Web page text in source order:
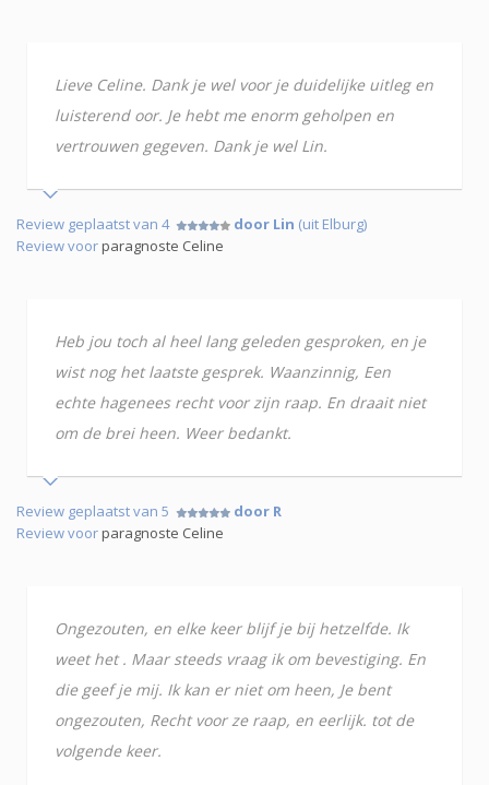
Lieve Celine. Dank je wel voor je duidelijke uitleg en
luisterend oor. Je hebt me enorm geholpen en
vertrouwen gegeven. Dank je wel Lin.
Review geplaatst van 4 door Lin (uit Elburg)
Review voorparagnoste Celine
Heb jou toch al heel lang geleden gesproken, en je
wist nog het laatste gesprek. Waanzinnig, Een
echte hagenees recht voor zijn raap. En draait niet
om de brei heen. Weer bedankt.
Review geplaatst van 5
door R
Review voorparagnoste Celine
Ongezouten, en elke keer blijf je bij hetzelfde. Ik
weet het . Maar steeds vraag ik om bevestiging. En
die geef je mij. Ik kan er niet om heen, Je bent
ongezouten, Recht voor ze raap, en eerlijk. tot de
volgende keer.